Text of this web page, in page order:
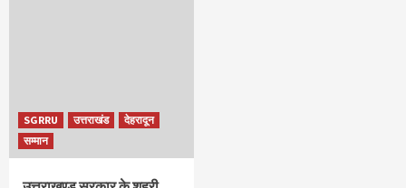
SGRRU उत्तराखंड
देहरादून
सम्मान